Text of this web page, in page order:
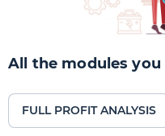
All the modules
FULL PROFIT ANALYSIS